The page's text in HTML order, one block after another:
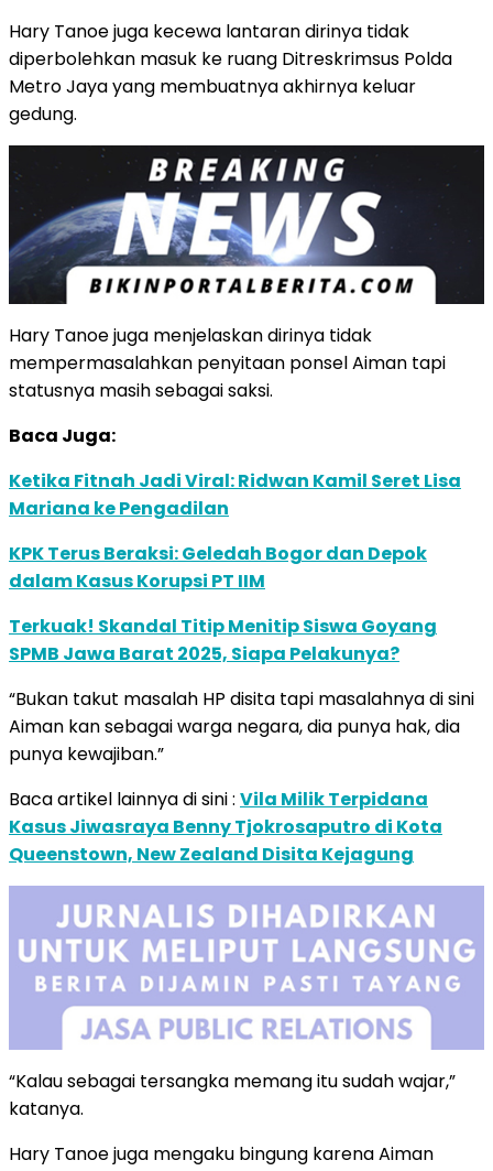
Hary Tanoe juga kecewa lantaran dirinya tidak
diperbolehkan masuk ke ruang Ditreskrimsus Polda
Metro Jaya yang membuatnya akhirnya keluar
gedung.
Hary Tanoe juga menjelaskan dirinya tidak
mempermasalahkan penyitaan ponsel Aiman tapi
statusnya masih sebagai saksi.
Baca Juga:
Ketika Fitnah Jadi Viral: Ridwan Kamil Seret Lisa
Mariana ke Pengadilan
KPK Terus Beraksi: Geledah Bogor dan Depok
dalam Kasus Korupsi PT IIM
Terkuak! Skandal Titip Menitip Siswa Goyang
SPMB Jawa Barat 2025, Siapa Pelakunya?
“Bukan takut masalah HP disita tapi masalahnya di sini
Aiman kan sebagai warga negara, dia punya hak, dia
punya kewajiban.”
Baca artikel lainnya di sini : Vila Milik Terpidana
Kasus Jiwasraya Benny Tjokrosaputro di Kota
Queenstown, New Zealand Disita Kejagung
“Kalau sebagai tersangka memang itu sudah wajar,”
katanya.
Hary Tanoe juga mengaku bingung karena Aiman